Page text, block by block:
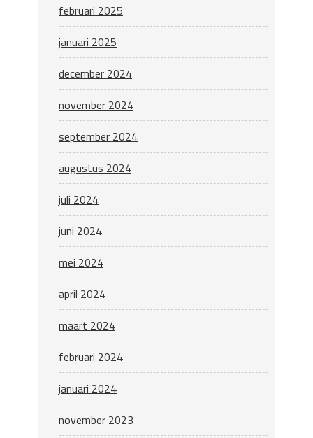
februari 2025
januari 2025
december 2024
november 2024
september 2024
augustus 2024
juli 2024
juni 2024
mei 2024
april 2024
maart 2024
februari 2024
januari 2024
november 2023